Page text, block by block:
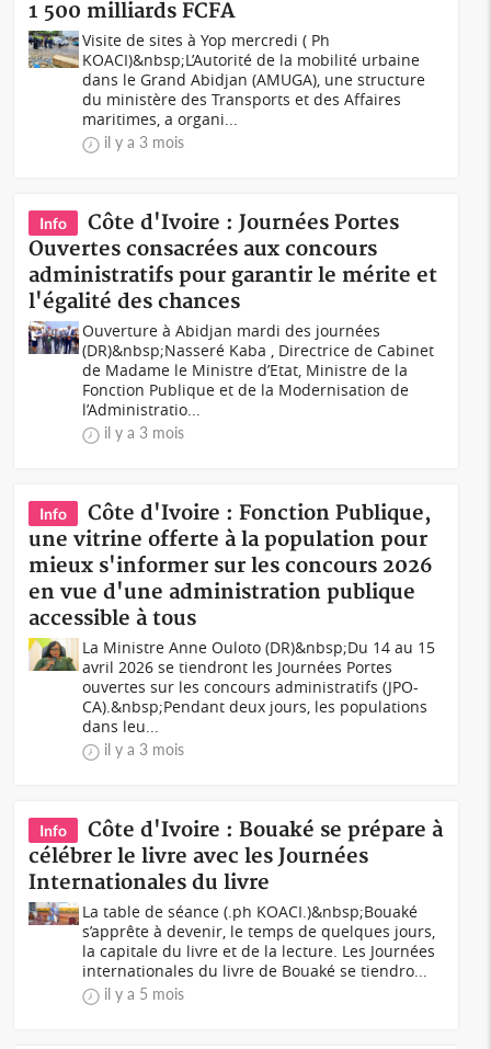
1 500 milliards FCFA
Visite de sites à Yop mercredi ( Ph
KOACI)&nbsp;L’Autorité de la mobilité urbaine
dans le Grand Abidjan (AMUGA), une structure
du ministère des Transports et des Affaires
maritimes, a organi...
il y a 3 mois
Info
Côte d'Ivoire : Journées Portes
Ouvertes consacrées aux concours
administratifs pour garantir le mérite et
l'égalité des chances
Ouverture à Abidjan mardi des journées
(DR)&nbsp;Nasseré Kaba , Directrice de Cabinet
de Madame le Ministre d’Etat, Ministre de la
Fonction Publique et de la Modernisation de
l’Administratio...
il y a 3 mois
Info
Côte d'Ivoire : Fonction Publique,
une vitrine offerte à la population pour
mieux s'informer sur les concours 2026
en vue d'une administration publique
accessible à tous
La Ministre Anne Ouloto (DR)&nbsp;Du 14 au 15
avril 2026 se tiendront les Journées Portes
ouvertes sur les concours administratifs (JPO-
CA).&nbsp;Pendant deux jours, les populations
dans leu...
il y a 3 mois
Info
Côte d'Ivoire : Bouaké se prépare à
célébrer le livre avec les Journées
Internationales du livre
La table de séance (.ph KOACI.)&nbsp;Bouaké
s’apprête à devenir, le temps de quelques jours,
la capitale du livre et de la lecture. Les Journées
internationales du livre de Bouaké se tiendro...
il y a 5 mois